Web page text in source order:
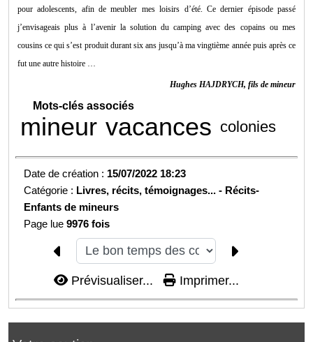
pour adolescents, afin de meubler mes loisirs d’été. Ce dernier épisode passé
j’envisageais plus à l’avenir la solution du camping avec des copains ou mes
cousins ce qui s’est produit durant six ans jusqu’à ma vingtième année puis après ce
fut une autre histoire …
Hughes HAJDRYCH, fils de mineur
Mots-clés associés
mineur vacances colonies
Date de création : 15/07/2022 18:23
Catégorie : Livres, récits, témoignages... - Récits-
Enfants de mineurs
Page lue9976 fois
Prévisualiser... Imprimer...